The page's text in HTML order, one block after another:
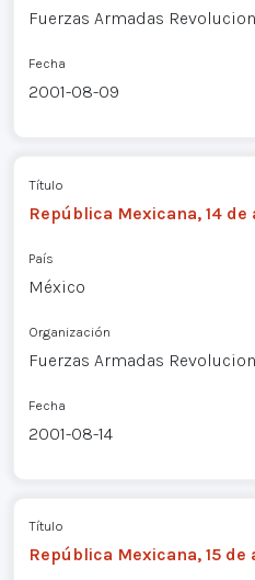
Fuerzas Armadas
Fecha
2001-08-09
Título
República Mexicana, 14 de
País
México
Organización
Fuerzas Armadas
Fecha
2001-08-14
Título
República Mexicana, 15 de